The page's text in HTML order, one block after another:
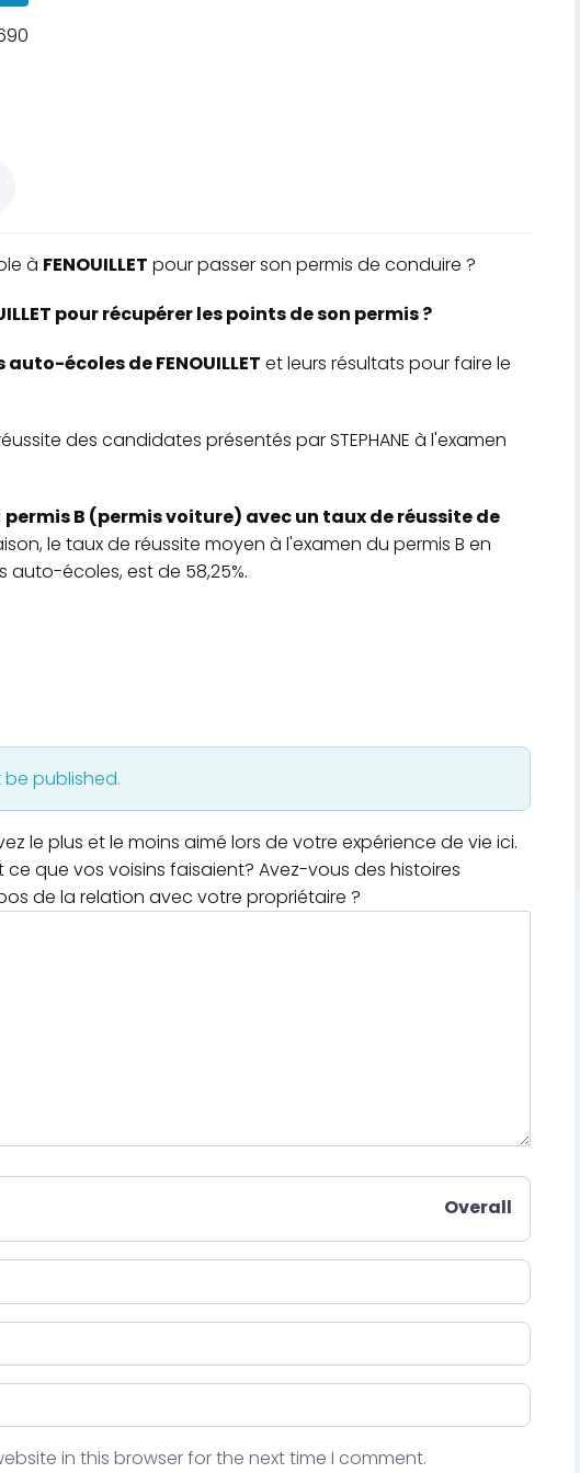
à FENOUILLET pour passer son permis de conduire ?
pour récupérer les points de son permis ?
auto-écoles de FENOUILLET et leurs résultats pour faire le
des candidates présentés par STEPHANE à l'examen
permis B (permis voiture) avec un taux de réussite de
le taux de réussite moyen à l'examen du permis B en
auto-écoles, est de 58,25%.
be published.
le plus et le moins aimé lors de votre expérience de vie ici.
que vos voisins faisaient? Avez-vous des histoires
de la relation avec votre propriétaire ?
Overall
in this browser for the next time I comment.